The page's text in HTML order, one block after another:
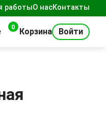
работыО насКонтакты
0 Корзина Войти